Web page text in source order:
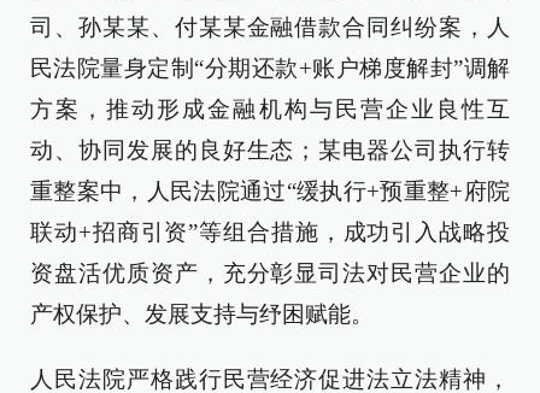
司、孙某某、付某某金融借款合同纠纷案，人
民法院量身定制“分期还款+账户梯度解封”调解
方案，推动形成金融机构与民营企业良性互
动、协同发展的良好生态；某电器公司执行转
重整案中，人民法院通过“缓执行+预重整+府院
联动+招商引资”等组合措施，成功引入战略投
资盘活优质资产，充分彰显司法对民营企业的
产权保护、发展支持与纾困赋能。
人民法院严格践行民营经济促进法立法精神，